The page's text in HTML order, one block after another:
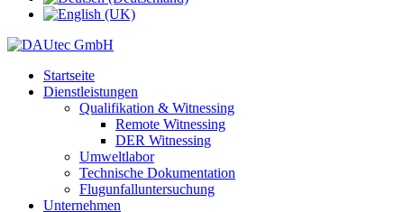
Startseite
Dienstleistungen
Qualifikation & Witnessing
Remote Witnessing
DER Witnessing
Umweltlabor
Technische Dokumentation
Flugunfalluntersuchung
Unternehmen